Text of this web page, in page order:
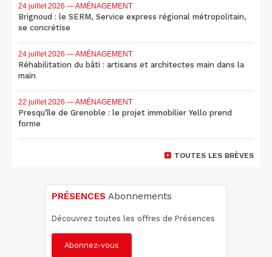
24 juillet 2026 — AMÉNAGEMENT
Brignoud : le SERM, Service express régional métropolitain,
se concrétise
24 juillet 2026 — AMÉNAGEMENT
Réhabilitation du bâti : artisans et architectes main dans la
main
22 juillet 2026 — AMÉNAGEMENT
Presqu'île de Grenoble : le projet immobilier Yello prend
forme
TOUTES LES BRÈVES
PRÉSENCES Abonnements
Découvrez toutes les offres de Présences
Abonnez-vous